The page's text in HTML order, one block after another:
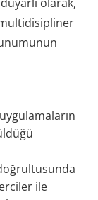
ile